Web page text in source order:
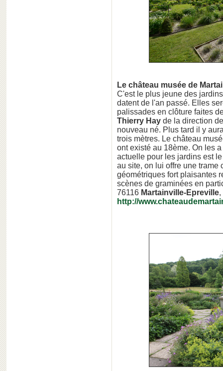
Le château musée de
C'est le plus jeune des
datent de l'an passé. Elles
palissades en clôture faites
Thierry Hay de la direction
nouveau né. Plus tard il y
trois mètres. Le château
ont existé au 18ème. On les
actuelle pour les jardins est
au site, on lui offre une
géométriques fort plaisantes
scènes de graminées en
76116 Martainville-Epreville,
http://